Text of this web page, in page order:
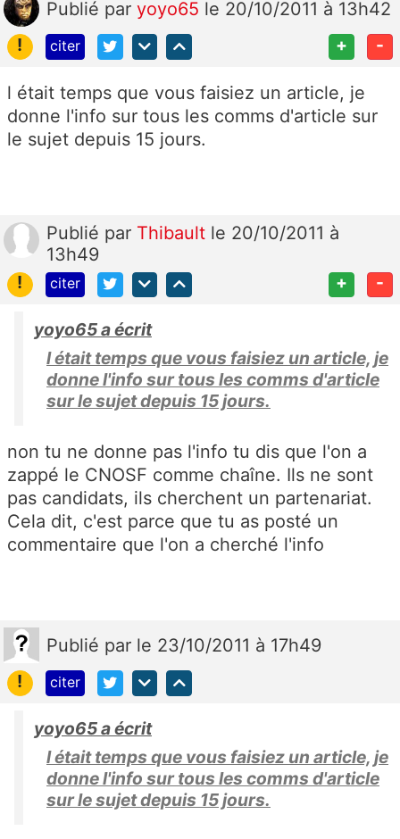
Publié par yoyo65 le 20/10/2011 à 13h42
!
citer + -
l était temps que vous faisiez un article, je
donne l'info sur tous les comms d'article sur
le sujet depuis 15 jours.
Publié par Thibault le 20/10/2011 à
13h49
!
citer + -
yoyo65 a écrit
l était temps que vous faisiez un article, je
donne l'info sur tous les comms d'article
sur le sujet depuis 15 jours.
non tu ne donne pas l'info tu dis que l'on a
zappé le CNOSF comme chaîne. Ils ne sont
pas candidats, ils cherchent un partenariat.
Cela dit, c'est parce que tu as posté un
commentaire que l'on a cherché l'info
Publié par le 23/10/2011 à 17h49
!
citer
yoyo65 a écrit
l était temps que vous faisiez un article, je
donne l'info sur tous les comms d'article
sur le sujet depuis 15 jours.